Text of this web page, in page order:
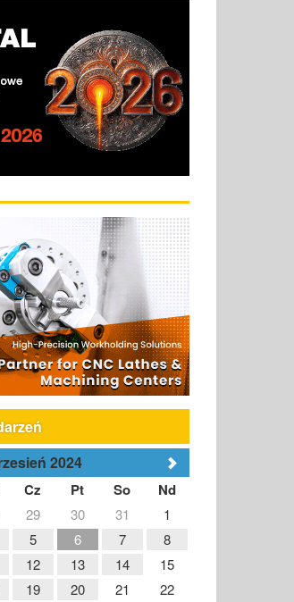
2024
Cz Pt So Nd
29 30 31
1
5 6 7
8
12 13 14
15
19 20 21
22